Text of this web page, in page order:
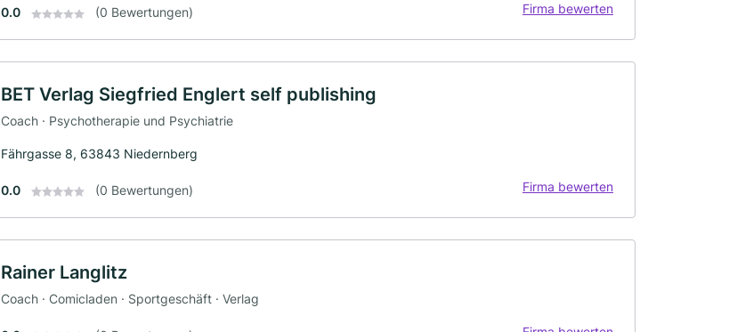
0.0 (0 Bewertungen) Firma bewerten
BET Verlag Siegfried Englert self publishing
Coach · Psychotherapie und Psychiatrie
Fährgasse 8, 63843 Niedernberg
0.0 (0 Bewertungen) Firma bewerten
Rainer Langlitz
Coach · Comicladen · Sportgeschäft · Verlag